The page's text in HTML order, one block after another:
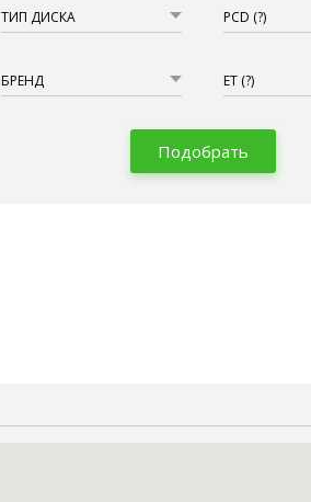
ТИП ДИСКА PCD (?)
БРЕНД ET (?)
Подобрать